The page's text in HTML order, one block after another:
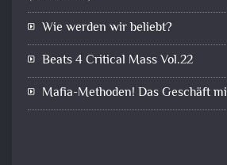
Wie werden wir beliebt?
Beats 4 Critical Mass Vol.22
Mafia-Methoden! Das Geschäft